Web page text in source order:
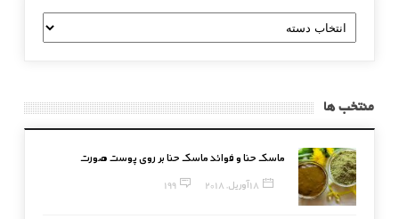
دسته
بندی
منتخب ها
ماسک حنا و فوائد ماسک حنا بر روی پوست صورت
18 آوریل, 2018 199